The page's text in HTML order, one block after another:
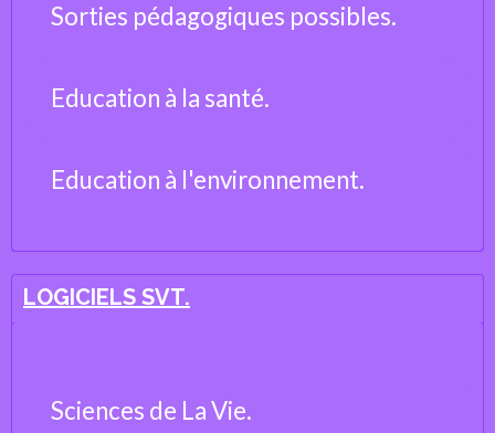
Sorties pédagogiques possibles.
Education à la santé.
Education à l'environnement.
LOGICIELS SVT.
Sciences de La Vie.